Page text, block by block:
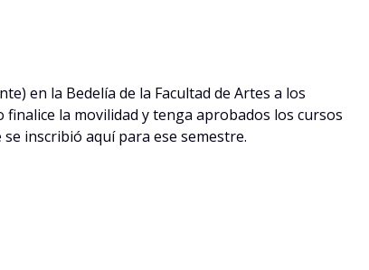
en la Bedelía de la Facultad de Artes a los
la movilidad y tenga aprobados los cursos
inscribió aquí para ese semestre.